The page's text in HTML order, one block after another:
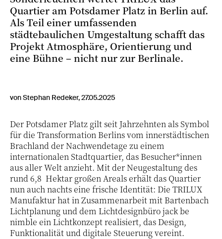
Quartier am Potsdamer Platz in Berlin auf.
Als Teil einer umfassenden
städtebaulichen Umgestaltung schafft das
Projekt Atmosphäre, Orientierung und
eine Bühne – nicht nur zur Berlinale.
von Stephan Redeker, 27.05.2025
Der Potsdamer Platz gilt seit Jahrzehnten als Symbol
für die Transformation Berlins vom innerstädtischen
Brachland der Nachwendetage zu einem
internationalen Stadtquartier, das Besucher*innen
aus aller Welt anzieht. Mit der Neugestaltung des
rund 6,8 Hektar großen Areals erhält das Quartier
nun auch nachts eine frische Identität: Die TRILUX
Manufaktur hat in Zusammenarbeit mit Bartenbach
Lichtplanung und dem Lichtdesignbüro jack be
nimble ein Lichtkonzept realisiert, das Design,
Funktionalität und digitale Steuerung vereint.